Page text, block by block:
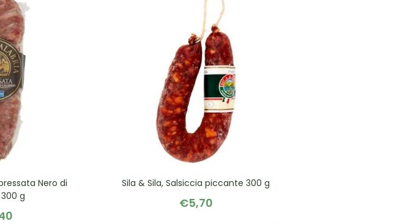
Nero di
g
Sila & Sila, Salsiccia piccante 300 g
€5,70